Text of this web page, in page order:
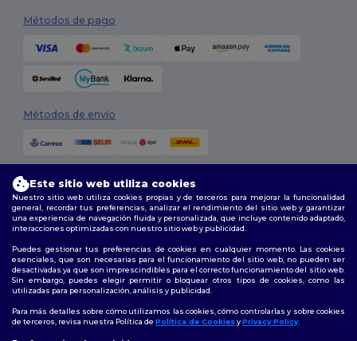
Métodos de pago
Métodos de envío
2026. Todos los derechos reservados
Términos y Condiciones| Política de personalización|Política de
Privacidad|Política de Cookies |Mapa del sitio
Síguenos
Este sitio web utiliza cookies
Nuestro sitio web utiliza cookies propias y de terceros para mejorar la funcionalidad
general, recordar tus preferencias, analizar el rendimiento del sitio web y garantizar
una experiencia de navegación fluida y personalizada, que incluye contenido adaptado,
interacciones optimizadas con nuestro sitio web y publicidad.
Puedes gestionar tus preferencias de cookies en cualquier momento. Las cookies
esenciales, que son necesarias para el funcionamiento del sitio web, no pueden ser
desactivadas ya que son imprescindibles para el correcto funcionamiento del sitio web.
Sin embargo, puedes elegir permitir o bloquear otros tipos de cookies, como las
utilizadas para personalización, análisis y publicidad.
Para más detalles sobre cómo utilizamos las cookies, cómo controlarlas y sobre cookies
de terceros, revisa nuestra Política de Política de CookiesyPrivacy Policy.